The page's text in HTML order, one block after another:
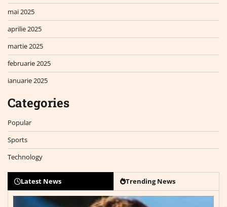
mai 2025
aprilie 2025
martie 2025
februarie 2025
ianuarie 2025
Categories
Popular
Sports
Technology
Latest News Trending News